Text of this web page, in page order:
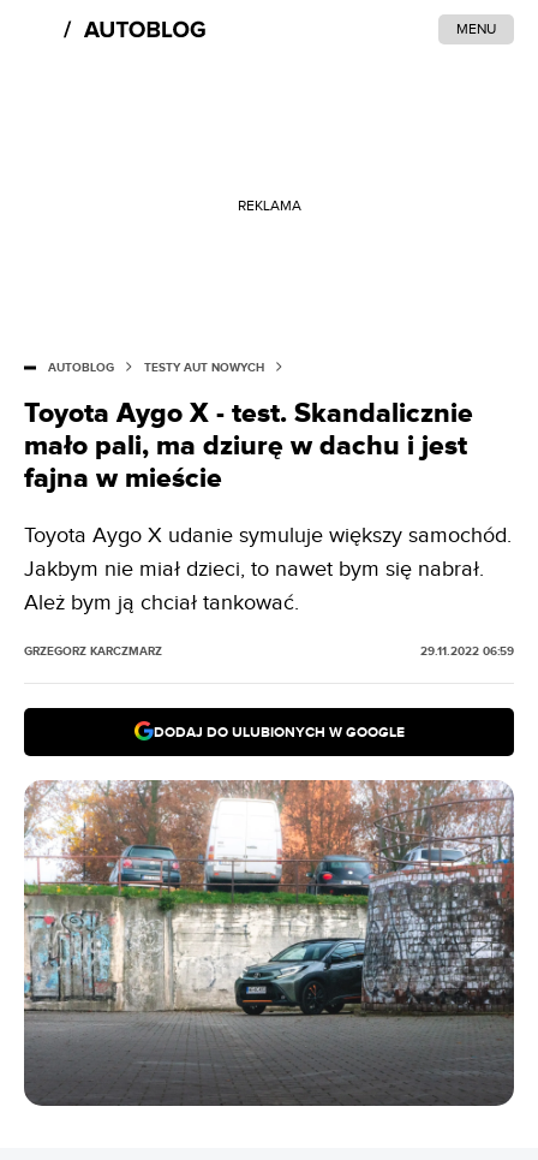
MENU
REKLAMA
AUTOBLOG TESTY AUT NOWYCH
Toyota Aygo X - test. Skandalicznie
mało pali, ma dziurę w dachu i jest
fajna w mieście
Toyota Aygo X udanie symuluje większy samochód.
Jakbym nie miał dzieci, to nawet bym się nabrał.
Ależ bym ją chciał tankować.
GRZEGORZ KARCZMARZ 29.11.2022 06:59
DODAJ DO ULUBIONYCH W GOOGLE